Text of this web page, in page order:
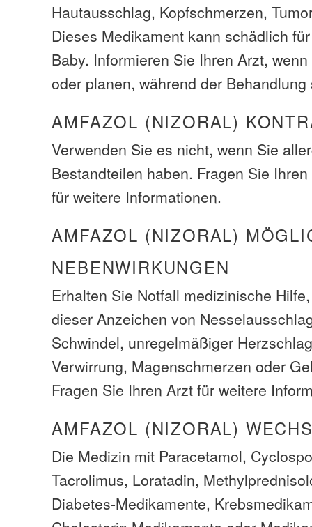
Hautausschlag, Kopfschmerzen,
Dieses Medikament kann schädlich
Baby. Informieren Sie Ihren Arzt,
oder planen, während der
AMFAZOL (NIZORAL)
Verwenden Sie es nicht, wenn Sie
Bestandteilen haben. Fragen Sie
für weitere Informationen.
AMFAZOL (NIZORAL)
NEBENWIRKUNGEN
Erhalten Sie Notfall medizinische
dieser Anzeichen von
Schwindel, unregelmäßiger
Verwirrung, Magenschmerzen oder
Fragen Sie Ihren Arzt für weitere
AMFAZOL (NIZORAL)
Die Medizin mit Paracetamol,
Tacrolimus, Loratadin,
Diabetes-Medikamente,